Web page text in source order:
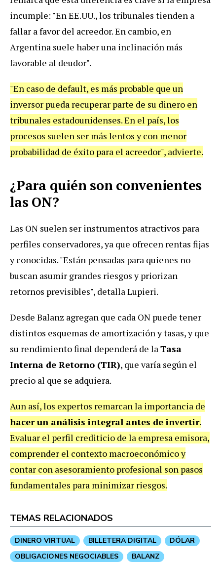
incumple: "En EE.UU., los tribunales tienden a
fallar a favor del acreedor. En cambio, en
Argentina suele haber una inclinación más
favorable al deudor".
"En caso de default, es más probable que un
inversor pueda recuperar parte de su dinero en
tribunales estadounidenses. En el país, los
procesos suelen ser más lentos y con menor
probabilidad de éxito para el acreedor", advierte.
¿Para quién son convenientes
las ON?
Las ON suelen ser instrumentos atractivos para
perfiles conservadores, ya que ofrecen rentas fijas
y conocidas. "Están pensadas para quienes no
buscan asumir grandes riesgos y priorizan
retornos previsibles", detalla Lupieri.
Desde Balanz agregan que cada ON puede tener
distintos esquemas de amortización y tasas, y que
su rendimiento final dependerá de la Tasa
Interna de Retorno (TIR), que varía según el
precio al que se adquiera.
Aun así, los expertos remarcan la importancia de
hacer un análisis integral antes de invertir.
Evaluar el perfil crediticio de la empresa emisora,
comprender el contexto macroeconómico y
contar con asesoramiento profesional son pasos
fundamentales para minimizar riesgos.
TEMAS RELACIONADOS
DINERO VIRTUAL BILLETERA DIGITAL
DÓLAR
OBLIGACIONES NEGOCIABLES
BALANZ